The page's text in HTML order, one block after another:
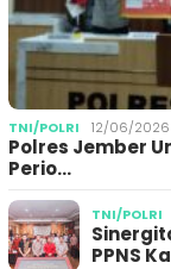
TNI/POLRI 12/06/2026
Polres Jember
Perio…
TNI/POLRI
PPNS